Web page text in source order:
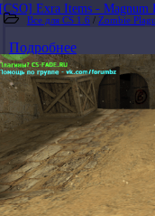
[CSO] Exra Items - Magnum
Все для CS 1.6 / Zombie
Подробнее